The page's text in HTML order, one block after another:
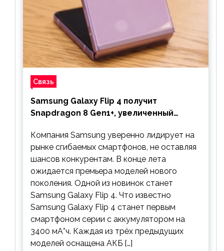
Связь
Samsung Galaxy Flip 4 получит
Snapdragon 8 Gen1+, увеличенный
предшественника
Компания Samsung уверенно лидирует на
рынке сгибаемых смартфонов, не оставляя
шансов конкурентам. В конце лета
ожидается премьера моделей нового
поколения. Одной из новинок станет
Samsung Galaxy Flip 4. Что известно
Samsung Galaxy Flip 4 станет первым
смартфоном серии с аккумулятором на
3400 мА*ч. Каждая из трёх предыдущих
моделей оснащена АКБ […]